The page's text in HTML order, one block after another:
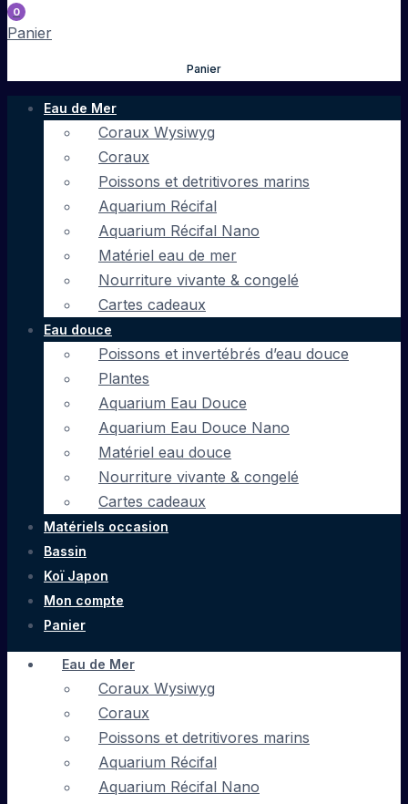
0
Panier
Panier
Eau de Mer
Coraux Wysiwyg
Coraux
Poissons et detritivores marins
Aquarium Récifal
Aquarium Récifal Nano
Matériel eau de mer
Nourriture vivante & congelé
Cartes cadeaux
Eau douce
Poissons et invertébrés d’eau douce
Plantes
Aquarium Eau Douce
Aquarium Eau Douce Nano
Matériel eau douce
Nourriture vivante & congelé
Cartes cadeaux
Matériels occasion
Bassin
Koï Japon
Mon compte
Panier
Eau de Mer
Coraux Wysiwyg
Coraux
Poissons et detritivores marins
Aquarium Récifal
Aquarium Récifal Nano